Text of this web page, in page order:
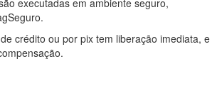
crédito ou por pix tem liberação imediata, e